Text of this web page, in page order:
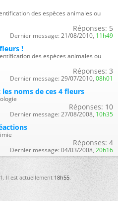
des espèces animales ou
Réponses: 5
Dernier message: 21/08/2010, 11h49
!
des espèces animales ou
Réponses: 3
Dernier message: 29/07/2010, 08h01
noms de ces 4 fleurs
Réponses: 10
Dernier message: 27/08/2008, 10h35
Réponses: 4
Dernier message: 04/03/2008, 20h16
Il est actuellement18h55.